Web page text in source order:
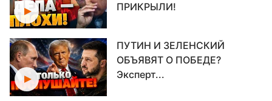
ПРИКРЫЛИ!
ПУТИН И ЗЕЛЕНСКИЙ
ОБЪЯВЯТ О ПОБЕДЕ?
Эксперт...